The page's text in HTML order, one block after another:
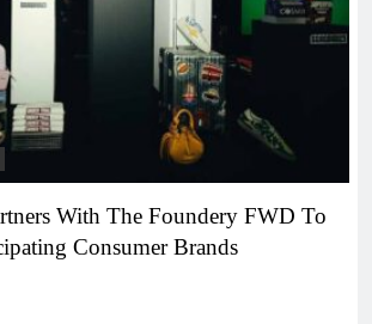
With The Foundery FWD To
Consumer Brands